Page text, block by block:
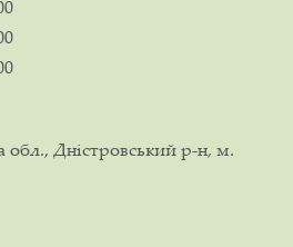
обл., Дністровський р-н, м.